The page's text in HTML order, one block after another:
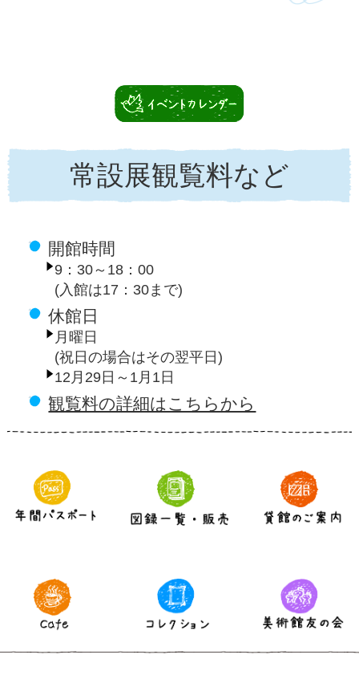
常設展観覧料など
開館時間
9：30～18：00
(入館は17：30まで)
休館日
月曜日
(祝日の場合はその翌平日)
12月29日～1月1日
観覧料の詳細はこちらから